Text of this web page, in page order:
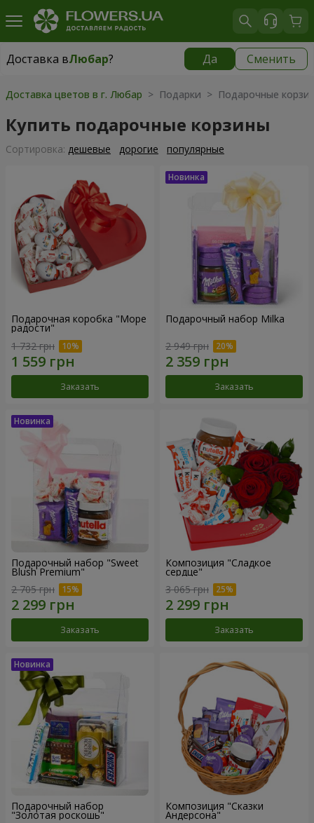
Доставка вЛюбар? Да Сменить
Доставка вЛюбар|
Доставка цветов в г. Любар > Подарки > Подарочные
Купить подарочные корзины
Cортировка: дешевые дорогие популярные
Подарочная коробка "Море
радости"
1 732 грн
Заказать
Подарочный набор Milka
2 949 грн
Заказать
Подарочный набор "Sweet
Blush Premium"
2 705 грн
Заказать
Композиция "Сладкое
сердце"
3 065 грн
Заказать
Подарочный набор
"Золотая роскошь"
Композиция "Сказки
Андерсона"